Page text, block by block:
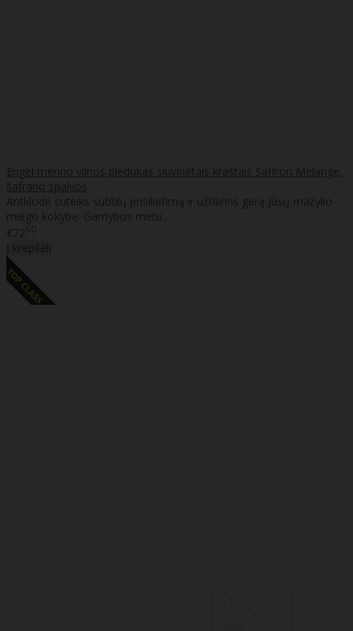
Engel merino vilnos pledukas siuvinėtais kraštais Saffron Melange,
šafrano spalvos
Antklodė suteiks subtilų prisilietimą ir užtikrins gerą Jūsų mažylio
miego kokybę. Gamybos metu..
€7250